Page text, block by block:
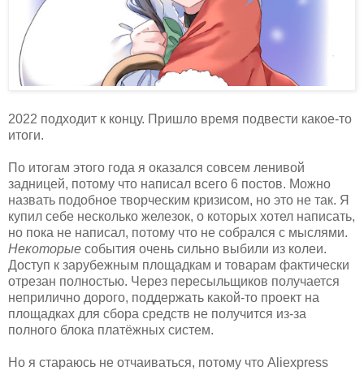
2022 подходит к концу. Пришло время подвести какое-то
итоги.
По итогам этого года я оказался совсем ленивой
задницей, потому что написал всего 6 постов. Можно
назвать подобное творческим кризисом, но это не так. Я
купил себе несколько железок, о которых хотел написать,
но пока не написал, потому что не собрался с мыслями.
Некоторые события очень сильно выбили из колеи.
Доступ к зарубежным площадкам и товарам фактически
отрезан полностью. Через пересыльщиков получается
неприлично дорого, поддержать какой-то проект на
площадках для сбора средств не получится из-за
полного блока платёжных систем.
Но я стараюсь не отчаиваться, потому что Aliexpress